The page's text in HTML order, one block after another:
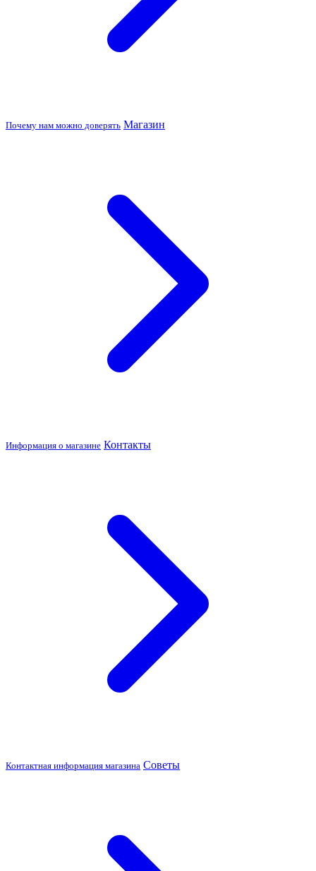
Почему нам можно доверять Магазин
Информация о магазине Контакты
Контактная информация магазина Советы